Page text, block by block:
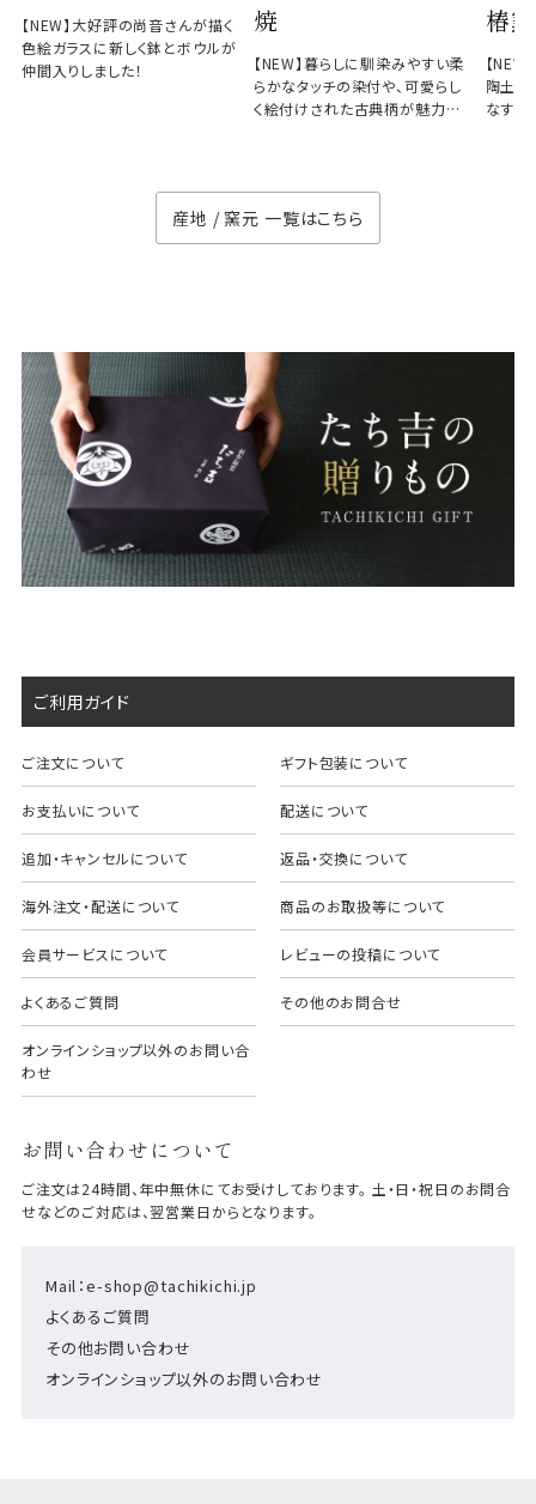
【NEW】大好評の尚音さんが描く
色絵ガラスに新しく鉢とボウルが
仲間入りしました！
焼
【NEW】暮らしに馴染みやすい柔
らかなタッチの染付や、可愛らし
く絵付けされた古典柄が魅力の
椿窯
【
陶土と
なす、
産地 / 窯元 一覧はこちら
ご利用ガイド
ご注文について ギフト包装について
お支払いについて 配送について
追加・キャンセルについて 返品・交換について
海外注文・配送について 商品のお取扱等について
会員サービスについて レビューの投稿について
よくあるご質問 その他のお問合せ
オンラインショップ以外のお問い合
わせ
お問い合わせについて
Mail：e-shop@tachikichi.jp
よくあるご質問
その他お問い合わせ
オンラインショップ以外のお問い合わせ
ご注文は24時間、年中無休にてお受けしております。 土・日・祝日のお問合
せなどのご対応は、翌営業日からとなります。